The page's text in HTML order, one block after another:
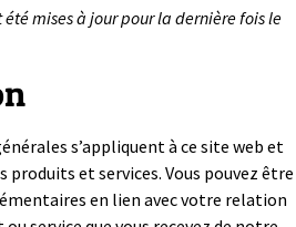
mises à jour pour la dernière fois le
s’appliquent à ce site web et
produits et services. Vous pouvez être
en lien avec votre relation